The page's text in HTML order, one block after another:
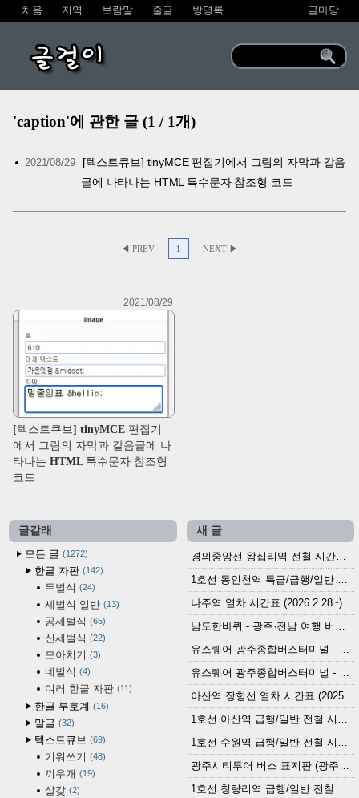
처음 지역 보람말 줄글 방명록 글마당
글걸이
'caption'에 관한 글 (1 / 1개)
2021/08/29
[텍스트큐브] tinyMCE 편집기에서 그림의 자막과 갈음
글에 나타나는 HTML 특수문자 참조형 코드
◀ PREV 1 NEXT ▶
2021/08/29
[텍스트큐브] tinyMCE 편집기
에서 그림의 자막과 갈음글에 나
타나는 HTML 특수문자 참조형
코드
글갈래
모든 글
1272
한글 자판 142
두벌식 24
세벌식 일반 13
공세벌식 65
신세벌식 22
모아치기 3
네벌식 4
여러 한글 자판 11
한글 부호계 16
말글 32
텍스트큐브 69
기워쓰기 48
끼우개 19
살갗 2
새 글
경의중앙선 왕십리역 전철 시간표 (2026.4.20~)
1호선 동인천역 특급/급행/일반 전철 시간표 (2026.2.28~)
나주역 열차 시간표 (2026.2.28~)
남도한바퀴 - 광주·전남 여행 버스 노선 (2026.3.1~5.31)
유스퀘어 광주종합버스터미널 - 곡성,순천／화순,보성,율포 방면 시외버스 시간표 (2026.1.31)
유스퀘어 광주종합버스터미널 - 담양, 순창, 남원, 무주, 장수, 거창, 대구 방면 시외버스 시간표 (2026...
아산역 장항선 열차 시간표 (2025.12.30 기준) (무궁화호, ITX-마음, 새마을호, 서해금빛열차)
1호선 아산역 급행/일반 전철 시간표 (2025.12.30~)
1호선 수원역 급행/일반 전철 시간표 (2025.12.30~)
광주시티투어 버스 표지판 (광주역 정류장) (2024?)
1호선 청량리역 급행/일반 전철 시간표 · 노선도 (2025.12.30~)